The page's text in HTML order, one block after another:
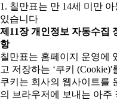
1. 칠만표는 만 14세 미만
있습니다
제11장 개인정보 자동수집
항
칠만표는 홈페이지 운영에
고 저장하는 ‘쿠키 (Cookie)'
쿠키는 회사의 웹사이트를
의 브라우저에 보내는 아주